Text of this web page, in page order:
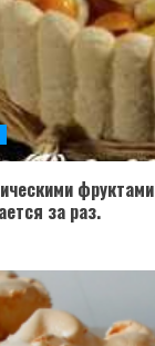
фруктами
за раз.